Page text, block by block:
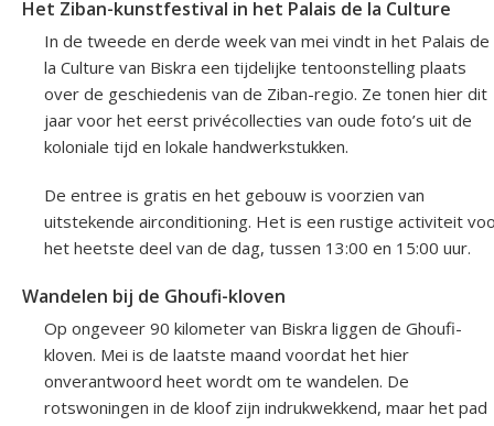
Het Ziban-kunstfestival in het Palais de la Culture
In de tweede en derde week van mei vindt in het Palais de
la Culture van Biskra een tijdelijke tentoonstelling plaats
over de geschiedenis van de Ziban-regio. Ze tonen hier dit
jaar voor het eerst privécollecties van oude foto’s uit de
koloniale tijd en lokale handwerkstukken.
De entree is gratis en het gebouw is voorzien van
uitstekende airconditioning. Het is een rustige activiteit
het heetste deel van de dag, tussen 13:00 en 15:00 uur.
Wandelen bij de Ghoufi-kloven
Op ongeveer 90 kilometer van Biskra liggen de Ghoufi-
kloven. Mei is de laatste maand voordat het hier
onverantwoord heet wordt om te wandelen. De
rotswoningen in de kloof zijn indrukwekkend, maar het pad